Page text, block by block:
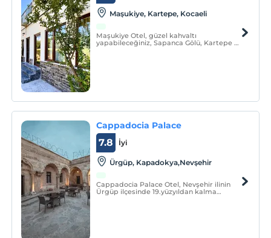
Maşukiye, Kartepe, Kocaeli
Maşukiye Otel, güzel kahvaltı
yapabileceğiniz, Sapanca Gölü, Kartepe de
Cappadocia Palace
İyi
7.8
Ürgüp, Kapadokya,Nevşehir
Cappadocia Palace Otel, Nevşehir ilinin
Ürgüp ilçesinde 19.yüzyıldan kalma